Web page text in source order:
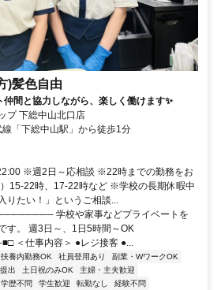
)髪色自由
間と協力しながら、楽しく働けます✨
プ 下総中山北口店
「下総中山駅」から徒歩1分
※週2日～応相談 ※22時までの勤務をお
15-22時、17-22時など ※学校の長期休暇中
りたい！」というご相談...
学校や家事などプライベートを
す。 週3日～、1日5時間～OK
仕事内容＞ ●レジ接客 ●...
扶養内勤務OK 社員登用あり
副業・WワークOK
出 土日祝のみOK
主婦・主夫歓迎
学歴不問 学生歓迎 転勤なし
経験不問